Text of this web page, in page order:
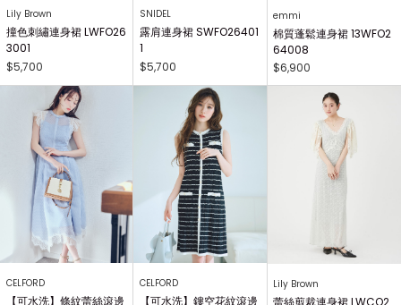
Lily Brown
撞色刺繡連身裙 LWFO26
3001
$5,700
SNIDEL
露肩連身裙 SWFO26401
1
$5,700
emmi
棉質蓬鬆連身裙 13WFO2
64008
$6,900
CELFORD
【可水洗】條紋蕾絲滾邊
CELFORD
【可水洗】鏤空花紋滾邊
Lily Brown